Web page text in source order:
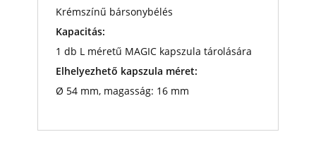
Krémszínű bársonybélés
Kapacitás:
1 db L méretű MAGIC kapszula tárolására
Elhelyezhető kapszula méret:
Ø 54 mm, magasság: 16 mm